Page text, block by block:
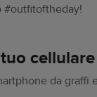
#outfitoftheday!
da graffi